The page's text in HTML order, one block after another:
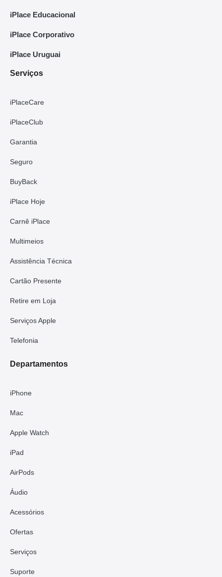
iPlace Educacional
iPlace Corporativo
iPlace Uruguai
Serviços
iPlaceCare
iPlaceClub
Garantia
Seguro
BuyBack
iPlace Hoje
Carnê iPlace
Multimeios
Assistência Técnica
Cartão Presente
Retire em Loja
Serviços Apple
Telefonia
Departamentos
iPhone
Mac
Apple Watch
iPad
AirPods
Áudio
Acessórios
Ofertas
Serviços
Suporte